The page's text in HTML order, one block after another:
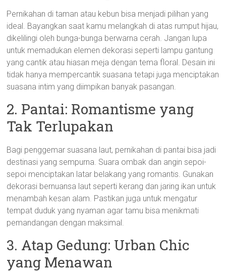
Pernikahan di taman atau kebun bisa menjadi pilihan yang
ideal. Bayangkan saat kamu melangkah di atas rumput hijau,
dikelilingi oleh bunga-bunga berwarna cerah. Jangan lupa
untuk memadukan elemen dekorasi seperti lampu gantung
yang cantik atau hiasan meja dengan tema floral. Desain ini
tidak hanya mempercantik suasana tetapi juga menciptakan
suasana intim yang diimpikan banyak pasangan.
2. Pantai: Romantisme yang
Tak Terlupakan
Bagi penggemar suasana laut, pernikahan di pantai bisa jadi
destinasi yang sempurna. Suara ombak dan angin sepoi-
sepoi menciptakan latar belakang yang romantis. Gunakan
dekorasi bernuansa laut seperti kerang dan jaring ikan untuk
menambah kesan alam. Pastikan juga untuk mengatur
tempat duduk yang nyaman agar tamu bisa menikmati
pemandangan dengan maksimal.
3. Atap Gedung: Urban Chic
yang Menawan